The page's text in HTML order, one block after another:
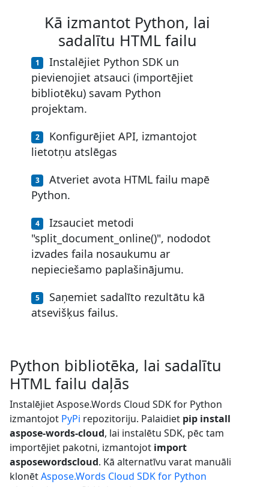
Kā izmantot Python, lai
sadalītu HTML failu
Instalējiet Python SDK un
pievienojiet atsauci (importējiet
bibliotēku) savam Python
projektam.
Konfigurējiet API, izmantojot
lietotņu atslēgas
Atveriet avota HTML failu mapē
Python.
Izsauciet metodi
"split_document_online()", nododot
izvades faila nosaukumu ar
nepieciešamo paplašinājumu.
Saņemiet sadalīto rezultātu kā
atsevišķus failus.
Python bibliotēka, lai sadalītu
HTML failu daļās
Instalējiet Aspose.Words Cloud SDK for Python
izmantojot PyPi repozitoriju. Palaidiet pip install
aspose-words-cloud, lai instalētu SDK, pēc tam
importējiet pakotni, izmantojot import
asposewordscloud. Kā alternatīvu varat manuāli
klonētAspose.Words Cloud SDK for Python